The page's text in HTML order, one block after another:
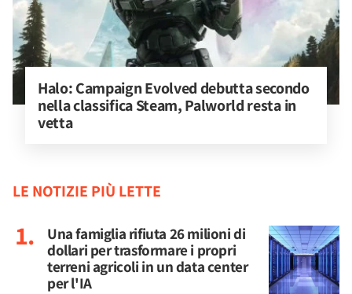
Halo: Campaign Evolved debutta secondo
nella classifica Steam, Palworld resta in
vetta
LE NOTIZIE PIÙ LETTE
Una famiglia rifiuta 26 milioni di
dollari per trasformare i propri
terreni agricoli in un data center
per l'IA